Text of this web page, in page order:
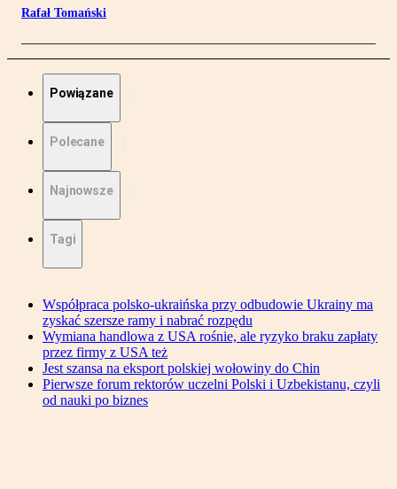
Rafał Tomański
Powiązane
Polecane
Najnowsze
Tagi
Współpraca polsko-ukraińska przy odbudowie Ukrainy ma
zyskać szersze ramy i nabrać rozpędu
Wymiana handlowa z USA rośnie, ale ryzyko braku zapłaty
przez firmy z USA też
Jest szansa na eksport polskiej wołowiny do Chin
Pierwsze forum rektorów uczelni Polski i Uzbekistanu, czyli
od nauki po biznes